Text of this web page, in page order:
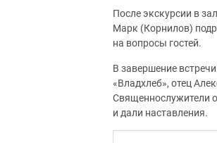
После экскурсии в
Марк (Корнилов)
на вопросы гостей.
В завершение
«Владхлеб», отец
Священнослужители
и дали наставления.